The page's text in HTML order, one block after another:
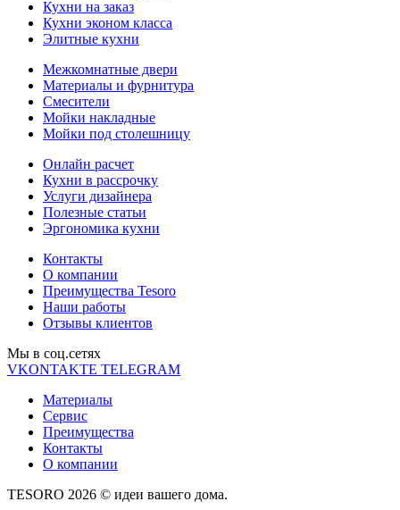
Кухни на заказ
Кухни эконом класса
Элитные кухни
Межкомнатные двери
Материалы и фурнитура
Смесители
Мойки накладные
Мойки под столешницу
Онлайн расчет
Кухни в рассрочку
Услуги дизайнера
Полезные статьи
Эргономика кухни
Контакты
О компании
Преимущества Tesoro
Наши работы
Отзывы клиентов
Мы в соц.cетях
VKONTAKTE TELEGRAM
Материалы
Сервис
Преимущества
Контакты
О компании
TESORO 2026 © идеи вашего дома.